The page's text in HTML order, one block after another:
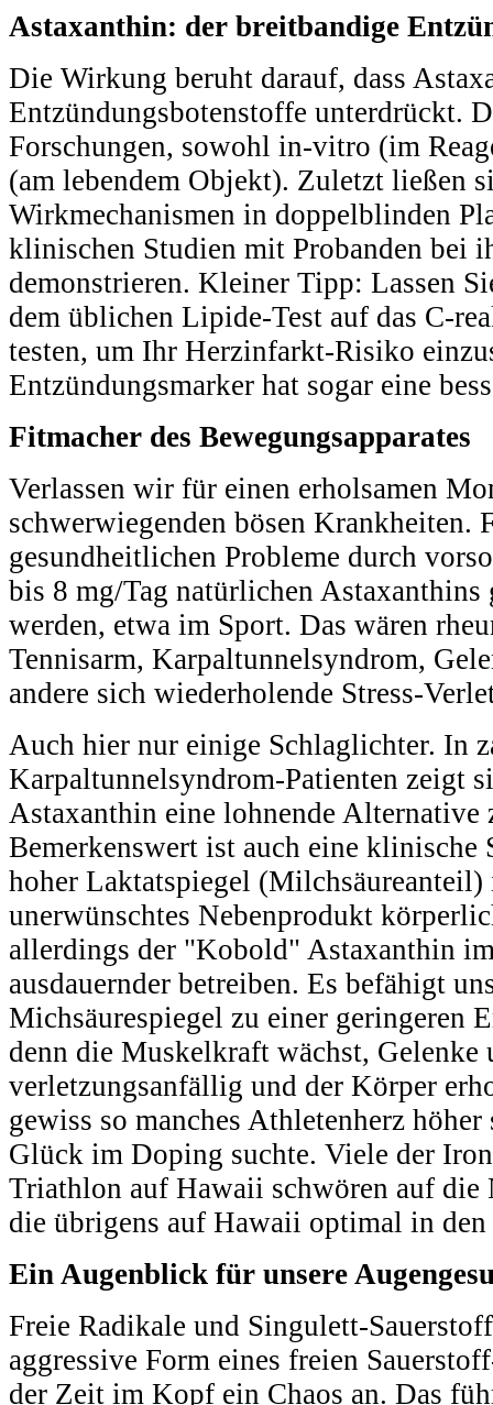
Astaxanthin: der breitbandige
Die Wirkung beruht darauf, dass
Entzündungsbotenstoffe unterdrückt.
Forschungen, sowohl in-vitro (im
(am lebendem Objekt). Zuletzt ließen
Wirkmechanismen in doppelblinden
klinischen Studien mit Probanden bei
demonstrieren. Kleiner Tipp: Lassen
dem üblichen Lipide-Test auf das C-
testen, um Ihr Herzinfarkt-Risiko
Entzündungsmarker hat sogar eine
Fitmacher des Bewegungsapparates
Verlassen wir für einen erholsamen
schwerwiegenden bösen Krankheiten.
gesundheitlichen Probleme durch
bis 8 mg/Tag natürlichen Astaxanthins
werden, etwa im Sport. Das wären
Tennisarm, Karpaltunnelsyndrom,
andere sich wiederholende Stress-
Auch hier nur einige Schlaglichter. In
Karpaltunnelsyndrom-Patienten zeigt
Astaxanthin eine lohnende Alternative
Bemerkenswert ist auch eine klinische
hoher Laktatspiegel
unerwünschtes Nebenprodukt
allerdings der "Kobold" Astaxanthin
ausdauernder betreiben. Es befähigt
Michsäurespiegel zu einer geringeren
denn die Muskelkraft wächst,
verletzungsanfällig und der Körper
gewiss so manches Athletenherz
Glück im Doping suchte. Viele der
Triathlon auf Hawaii schwören auf
die übrigens auf Hawaii optimal in den
Ein Augenblick für unsere
Freie Radikale und Singulett-
aggressive Form eines freien
der Zeit im Kopf ein Chaos an. Das